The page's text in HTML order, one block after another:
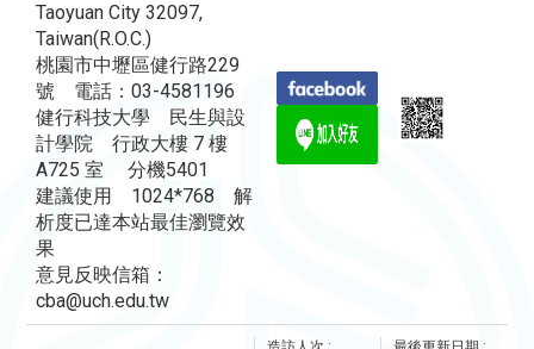
Taoyuan City 32097,
Taiwan(R.O.C.)
桃園市中壢區健行路229
號 電話：03-4581196
健行科技大學 民生與設
計學院 行政大樓 7 樓
A725 室 分機5401
建議使用 1024*768 解
析度已達本站最佳瀏覽效
果
意見反映信箱：
cba@uch.edu.tw